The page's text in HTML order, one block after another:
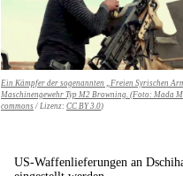
Ein Kämpfer der sogenannten „Freien Syrischen
Maschinengewehr Typ M2 Browning. (Foto: Mada
commons / Lizenz: CC BY 3.0)
US-Waffenlieferungen an